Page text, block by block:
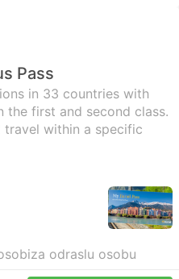
Pass
in 33 countries with
the first and second class.
travel within a specific
za odraslu osobu